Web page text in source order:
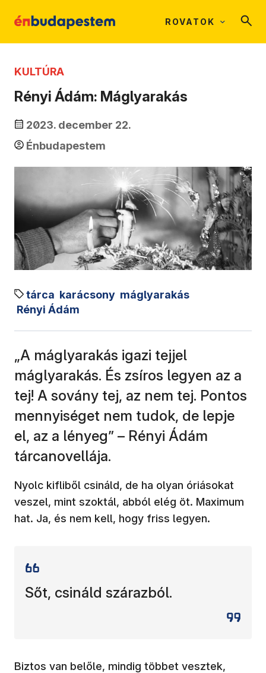
ROVATOK
KULTÚRA
Rényi Ádám: Máglyarakás
2023. december 22.
Énbudapestem
tárca karácsony máglyarakás
Rényi Ádám
„A máglyarakás igazi tejjel
máglyarakás. És zsíros legyen az a
tej! A sovány tej, az nem tej. Pontos
mennyiséget nem tudok, de lepje
el, az a lényeg” – Rényi Ádám
tárcanovellája.
Nyolc kifliből csináld, de ha olyan óriásokat
veszel, mint szoktál, abból elég öt. Maximum
hat. Ja, és nem kell, hogy friss legyen.
Sőt, csináld szárazból.
Biztos van belőle, mindig többet vesztek,